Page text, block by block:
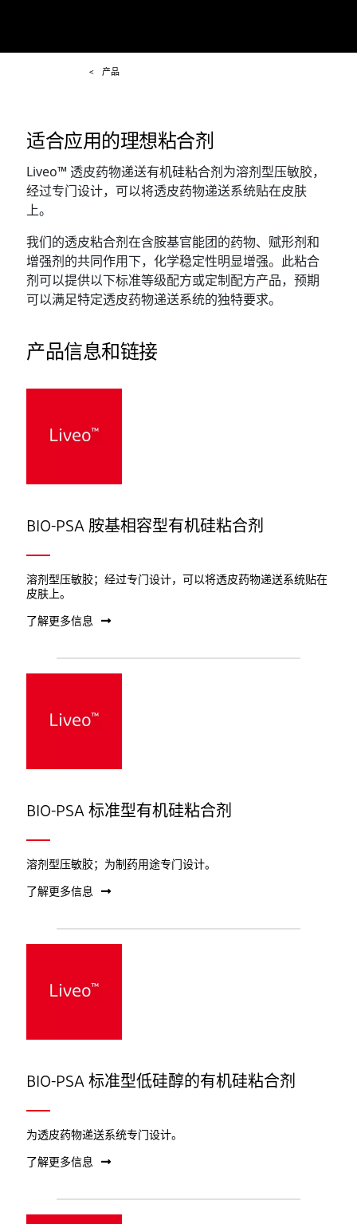
产品
适合应用的理想粘合剂
Liveo™ 透皮药物递送有机硅粘合剂为溶剂型压敏胶，
经过专门设计，可以将透皮药物递送系统贴在皮肤
上。
我们的透皮粘合剂在含胺基官能团的药物、赋形剂和
增强剂的共同作用下，化学稳定性明显增强。此粘合
剂可以提供以下标准等级配方或定制配方产品，预期
可以满足特定透皮药物递送系统的独特要求。
产品信息和链接
BIO-PSA 胺基相容型有机硅粘合剂
溶剂型压敏胶；经过专门设计，可以将透皮药物递送系统贴在
皮肤上。
了解更多信息
BIO-PSA 标准型有机硅粘合剂
溶剂型压敏胶；为制药用途专门设计。
了解更多信息
BIO-PSA 标准型低硅醇的有机硅粘合剂
为透皮药物递送系统专门设计。
了解更多信息